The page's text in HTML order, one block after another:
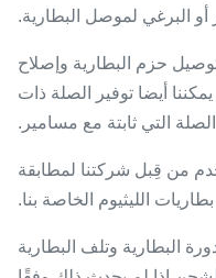
حزم البطارية وإصلاح
يمكننا أيضا توفير الصلة ذات
الصلة التي ثابتة مع مسامير.
من قِبل شركتنا لمطابقة
بطاريات الليثيوم الخاصة بنا.
البطارية وتلف البطارية